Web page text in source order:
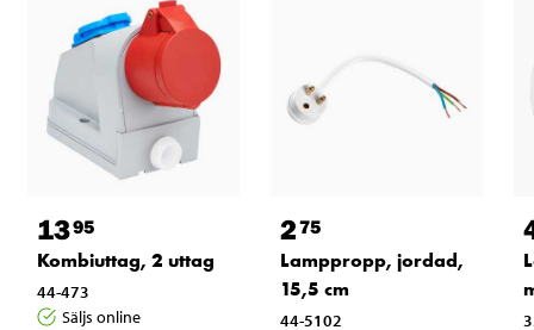
1395
Kombiuttag, 2 uttag
44-473
Säljs online
275
Lamppropp, jordad,
15,5 cm
44-5102